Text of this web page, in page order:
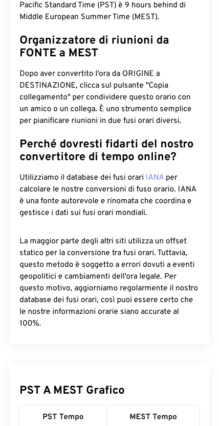
Pacific Standard Time (PST) è 9 hours behind di
Middle European Summer Time (MEST).
Organizzatore di riunioni da
FONTE a MEST
Dopo aver convertito l'ora da ORIGINE a
DESTINAZIONE, clicca sul pulsante "Copia
collegamento" per condividere questo orario con
un amico o un collega. È uno strumento semplice
per pianificare riunioni in due fusi orari diversi.
Perché dovresti fidarti del nostro
convertitore di tempo online?
Utilizziamo il database dei fusi orari IANA per
calcolare le nostre conversioni di fuso orario. IANA
è una fonte autorevole e rinomata che coordina e
gestisce i dati sui fusi orari mondiali.
La maggior parte degli altri siti utilizza un offset
statico per la conversione tra fusi orari. Tuttavia,
questo metodo è soggetto a errori dovuti a eventi
geopolitici e cambiamenti dell'ora legale. Per
questo motivo, aggiorniamo regolarmente il nostro
database dei fusi orari, così puoi essere certo che
le nostre informazioni orarie siano accurate al
100%.
PST A MEST Grafico
PST Tempo MEST Tempo